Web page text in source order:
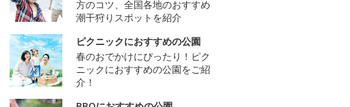
方のコツ、全国各地のおすすめ
潮干狩りスポットを紹介
ピクニックにおすすめの公園
春のおでかけにぴったり！ピク
ニックにおすすめの公園をご紹
介！